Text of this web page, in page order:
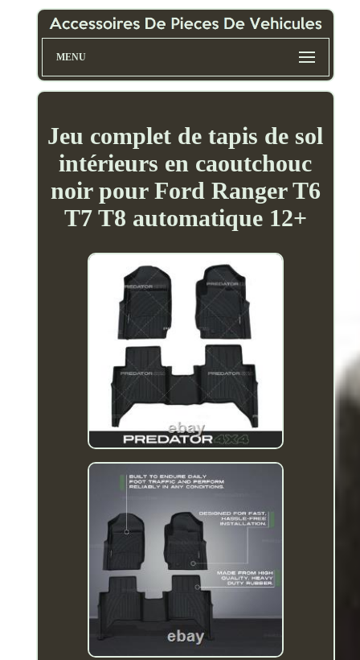
MENU
Jeu complet de tapis de sol
intérieurs en caoutchouc
noir pour Ford Ranger T6
T7 T8 automatique 12+